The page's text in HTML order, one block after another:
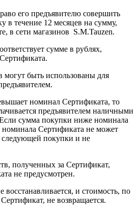
его предъявителю совершить
в течение 12 месяцев на сумму,
в сети магазинов S.M.Tauzen.
сумме в рублях,
могут быть использованы для
номинал Сертификата, то
предъявителем наличными
сумма покупки ниже номинала
номинала Сертификата не может
следующей покупки и не
полученных за Сертификат,
не предусмотрен.
и стоимость, по
не возвращается.